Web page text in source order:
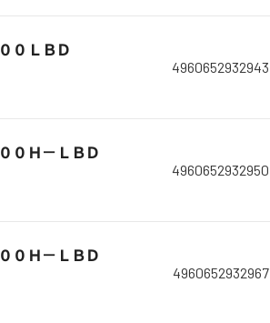
０ＬＢＤ
4960652932943
０Ｈ－ＬＢＤ
4960652932950
０Ｈ－ＬＢＤ
4960652932967